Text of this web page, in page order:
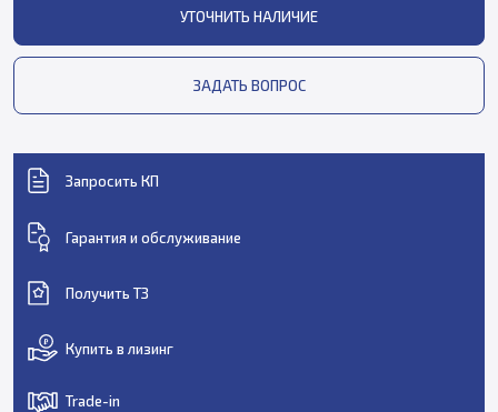
УТОЧНИТЬ НАЛИЧИЕ
ЗАДАТЬ ВОПРОС
Запросить КП
Гарантия и обслуживание
Получить ТЗ
Купить в лизинг
Trade-in